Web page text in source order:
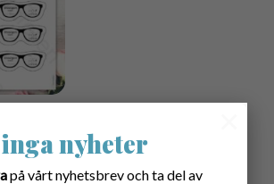
nyheter
på vårt nyhetsbrev och ta del av
till